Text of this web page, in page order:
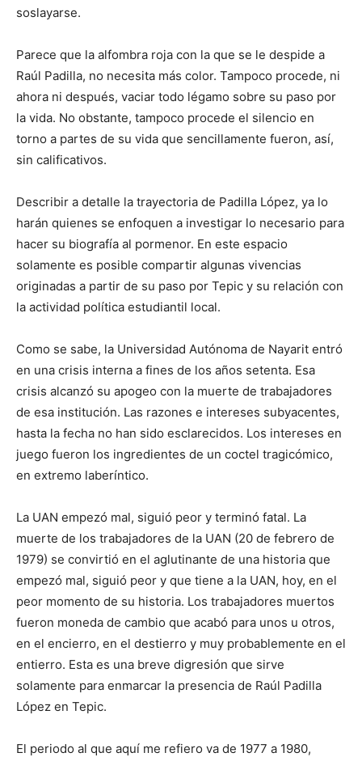
soslayarse.
Parece que la alfombra roja con la que se le despide a
Raúl Padilla, no necesita más color. Tampoco procede, ni
ahora ni después, vaciar todo légamo sobre su paso por
la vida. No obstante, tampoco procede el silencio en
torno a partes de su vida que sencillamente fueron, así,
sin calificativos.
Describir a detalle la trayectoria de Padilla López, ya lo
harán quienes se enfoquen a investigar lo necesario para
hacer su biografía al pormenor. En este espacio
solamente es posible compartir algunas vivencias
originadas a partir de su paso por Tepic y su relación con
la actividad política estudiantil local.
Como se sabe, la Universidad Autónoma de Nayarit entró
en una crisis interna a fines de los años setenta. Esa
crisis alcanzó su apogeo con la muerte de trabajadores
de esa institución. Las razones e intereses subyacentes,
hasta la fecha no han sido esclarecidos. Los intereses en
juego fueron los ingredientes de un coctel tragicómico,
en extremo laberíntico.
La UAN empezó mal, siguió peor y terminó fatal. La
muerte de los trabajadores de la UAN (20 de febrero de
1979) se convirtió en el aglutinante de una historia que
empezó mal, siguió peor y que tiene a la UAN, hoy, en el
peor momento de su historia. Los trabajadores muertos
fueron moneda de cambio que acabó para unos u otros,
en el encierro, en el destierro y muy probablemente en el
entierro. Esta es una breve digresión que sirve
solamente para enmarcar la presencia de Raúl Padilla
López en Tepic.
El periodo al que aquí me refiero va de 1977 a 1980,